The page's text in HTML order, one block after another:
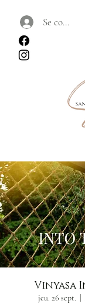
Se
Vinyasa
jeu. 26 sept.